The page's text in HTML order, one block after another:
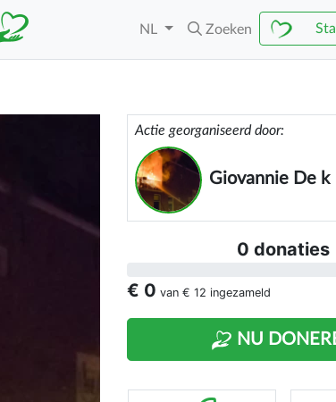
NL Zoeken
Actie georganiseerd door:
Giovannie De k
0 donaties
€ 0 van € 12 ingezameld
NU